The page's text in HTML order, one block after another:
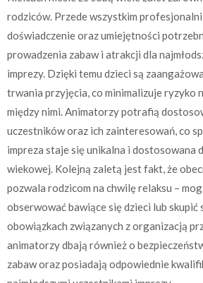
rodziców. Przede wszystkim
doświadczenie oraz umiejętności
prowadzenia zabaw i atrakcji dla
imprezy. Dzięki temu dzieci są
trwania przyjęcia, co minimalizuje ryzyko
między nimi. Animatorzy potrafią
uczestników oraz ich zainteresowań, co
impreza staje się unikalna i dostosowana
wiekowej. Kolejną zaletą jest fakt, że
pozwala rodzicom na chwilę relaksu –
obserwować bawiące się dzieci lub skupić
obowiązkach związanych z organizacją
animatorzy dbają również o
zabaw oraz posiadają odpowiednie